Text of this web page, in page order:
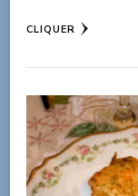
CLIQUER